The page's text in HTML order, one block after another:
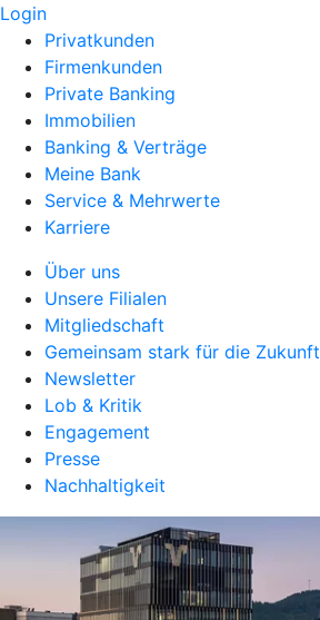
Login
Privatkunden
Firmenkunden
Private Banking
Immobilien
Banking & Verträge
Meine Bank
Service & Mehrwerte
Karriere
Über uns
Unsere Filialen
Mitgliedschaft
Gemeinsam stark für die Zukunft
Newsletter
Lob & Kritik
Engagement
Presse
Nachhaltigkeit